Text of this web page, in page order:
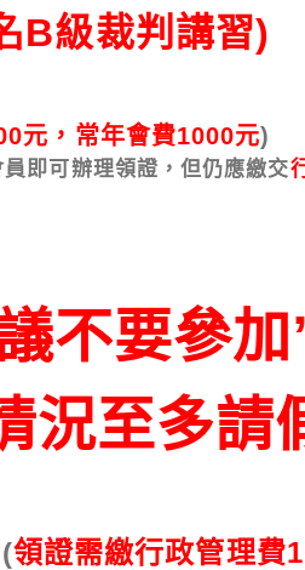
B級裁判講習)
元，常年會費1000元)
即可辦理領證，但仍應繳交
不要參加
況至多請
(領證需繳行政管理費